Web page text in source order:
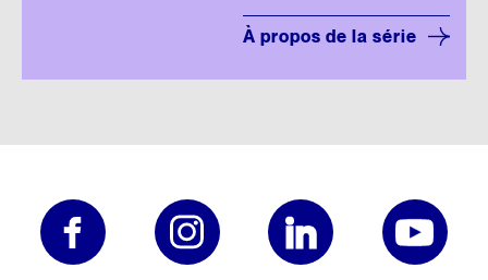
À propos de la série